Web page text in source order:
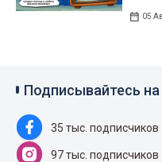
05
Подписывайтесь
35 тыс. подписчиков
97 тыс. подписчиков